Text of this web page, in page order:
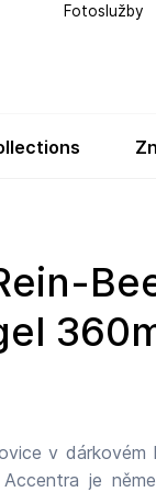
v dárkovém
Fotoslužby